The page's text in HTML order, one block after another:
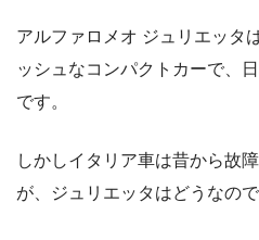
アルファロメオ ジュリエッタ
ッシュなコンパクトカーで、
です。
しかしイタリア車は昔から故
が、ジュリエッタはどうなので